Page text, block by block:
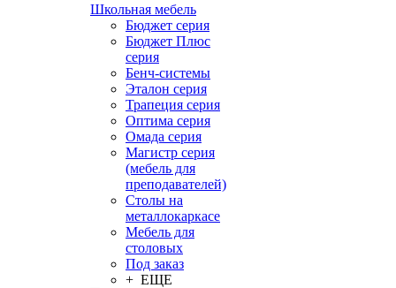
Школьная мебель
Бюджет серия
Бюджет Плюс
серия
Бенч-системы
Эталон серия
Трапеция серия
Оптима серия
Омада серия
Магистр серия
(мебель для
преподавателей)
Столы на
металлокаркасе
Мебель для
столовых
Под заказ
+ ЕЩЕ